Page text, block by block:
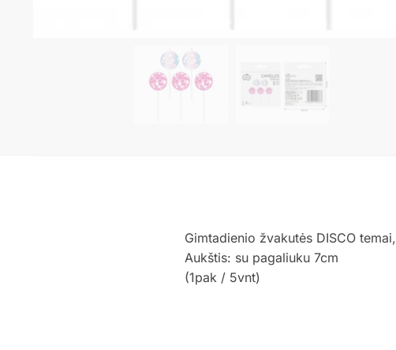
Gimtadienio žvakutės DISCO temai,
Aukštis: su pagaliuku 7cm
(1pak / 5vnt)